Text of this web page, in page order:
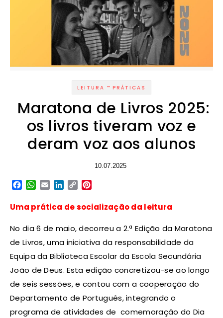
LEITURA - PRÁTICAS
Maratona de Livros 2025:
os livros tiveram voz e
deram voz aos alunos
10.07.2025
Facebook
WhatsApp
EmailLinkedIn
Copy
Uma prática de socialização da leitura
No dia 6 de maio, decorreu a 2.ª Edição da Maratona
de Livros, uma iniciativa da responsabilidade da
Equipa da Biblioteca Escolar da Escola Secundária
João de Deus. Esta edição concretizou-se ao longo
de seis sessões, e contou com a cooperação do
Departamento de Português, integrando o
programa de atividades de comemoração do Dia